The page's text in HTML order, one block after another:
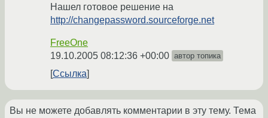
Нашел готовое решение на
http://changepassword.sourceforge.net
FreeOne
19.10.2005 08:12:36 +00:00 автор топика
Ссылка
Вы не можете добавлять комментарии в эту тему. Тема